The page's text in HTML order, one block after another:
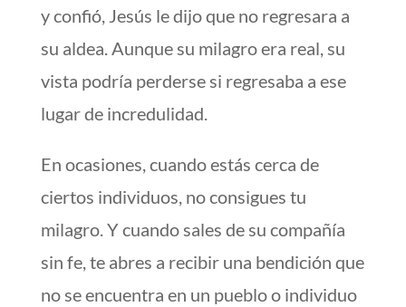
y confió, Jesús le dijo que no regresara a
su aldea. Aunque su milagro era real, su
vista podría perderse si regresaba a ese
lugar de incredulidad.
En ocasiones, cuando estás cerca de
ciertos individuos, no consigues tu
milagro. Y cuando sales de su compañía
sin fe, te abres a recibir una bendición que
no se encuentra en un pueblo o individuo